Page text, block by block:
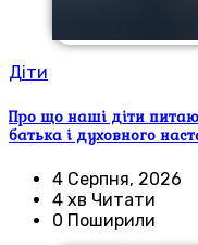
Діти
Про що наші діти
батька і духовного
4 Серпня, 2026
4 хв Читати
0 Поширили